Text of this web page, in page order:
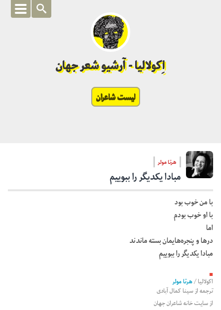
اِکولالیا - آرشیو شعر جهان
لیست شاعران
هرتا مولر
مبادا یکدیگر را ببوییم
با من خوب بود
با او خوب بودم
اما
درها و پنجره‌هایمان بسته ماندند
مبادا یکدیگر را ببوییم
■
اکولالیا/هرتا مولر
ترجمه ازسینا کمال آبادی
از سایت خانه شاعران جهان